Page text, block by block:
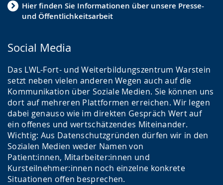
Hier finden Sie Informationen über unsere Presse-
und Öffentlichkeitsarbeit
Social Media
Das LWL-Fort- und Weiterbildungszentrum Warstein
setzt neben vielen anderen Wegen auch auf die
Kommunikation über Soziale Medien. Sie können uns
dort auf mehreren Plattformen erreichen. Wir legen
dabei genauso wie im direkten Gespräch Wert auf
ein offenes und wertschätzendes Miteinander.
Wichtig: Aus Datenschutzgründen dürfen wir in den
Sozialen Medien weder Namen von
Patient:innen, Mitarbeiter:innen und
Kursteilnehmer:innen noch einzelne konkrete
Situationen offen besprechen.